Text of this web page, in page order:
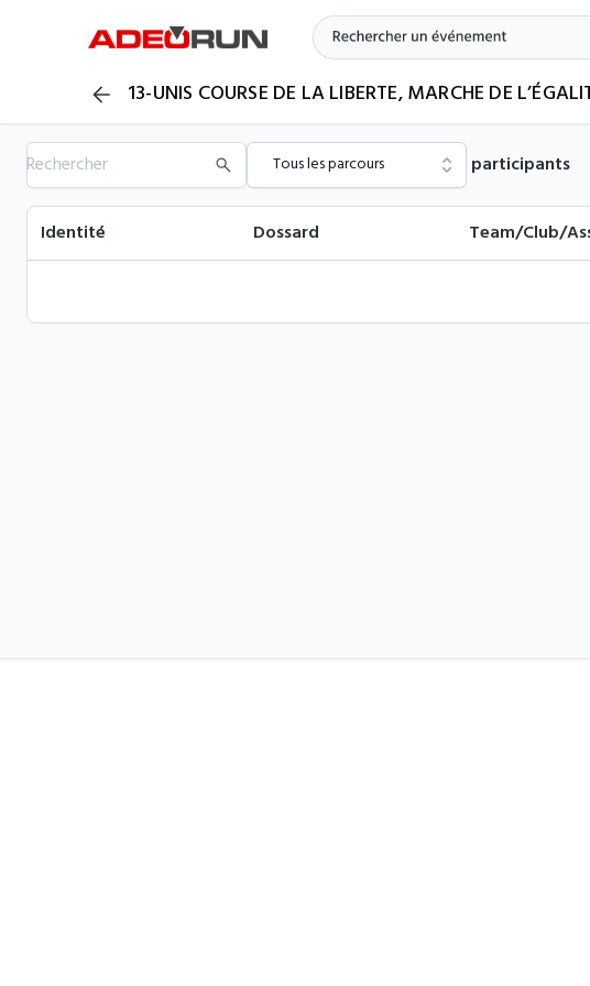
13-UNIS COURSE DE LA LIBERTE, MARCHE DE
Tous les parcours participants
Identité Dossard Team/Club/